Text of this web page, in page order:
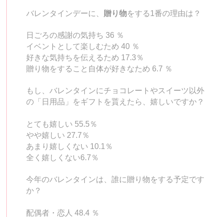
バレンタインデーに、 贈り物をする1番の理由は？
日ごろの感謝の気持ち 36 ％
イベントとして楽しむため 40 ％
好きな気持ちを伝えるため 17.3％
贈り物をすること自体が好きなため 6.7 ％
もし、バレンタインにチョコレートやスイーツ以外
の「日用品」をギフトを貰えたら、嬉しいですか？
とても嬉しい 55.5％
やや嬉しい 27.7％
あまり嬉しくない 10.1％
全く嬉しくない6.7％
今年のバレンタインは、誰に贈り物をする予定です
か？
配偶者・恋人 48.4 ％